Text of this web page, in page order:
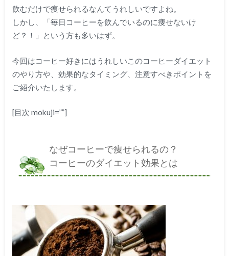
飲むだけで痩せられるなんてうれしいですよね。
しかし、「毎日コーヒーを飲んでいるのに痩せないけ
ど？！」という方も多いはず。
今回はコーヒー好きにはうれしいこのコーヒーダイエット
のやり方や、効果的なタイミング、注意すべきポイントを
ご紹介いたします。
[目次 mokuji=””]
なぜコーヒーで痩せられるの？
コーヒーのダイエット効果とは